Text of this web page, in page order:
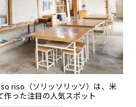
riso（ソリッソリッソ）は、米
った注目の人気スポット